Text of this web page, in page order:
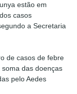
estão em
casos
a Secretaria
de casos de febre
das doenças
pelo Aedes